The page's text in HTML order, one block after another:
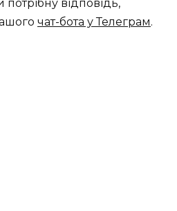
відповідь,
чат-бота у Телеграм.